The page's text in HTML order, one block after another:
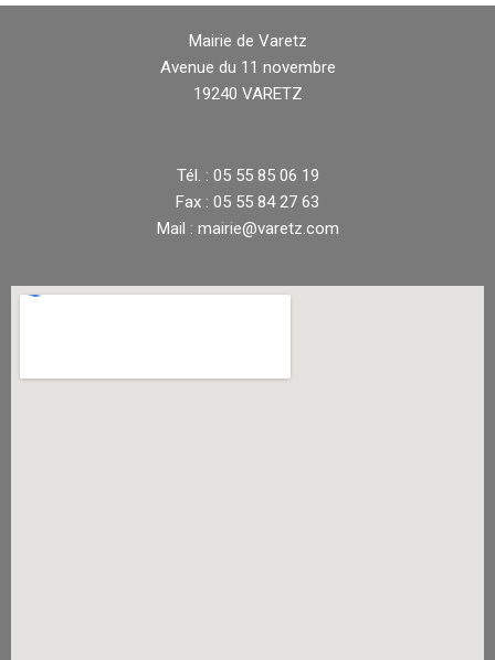
Mairie de Varetz
Avenue du 11 novembre
19240 VARETZ
Tél. : 05 55 85 06 19
Fax : 05 55 84 27 63
Mail : mairie@varetz.com